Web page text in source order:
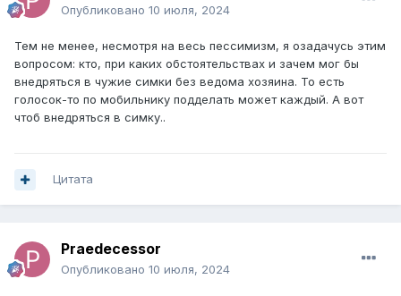
Опубликовано 10 июля, 2024
Тем не менее, несмотря на весь пессимизм, я озадачусь этим
вопросом: кто, при каких обстоятельствах и зачем мог бы
внедряться в чужие симки без ведома хозяина. То есть
голосок-то по мобильнику подделать может каждый. А вот
чтоб внедряться в симку..
Цитата
Praedecessor
Опубликовано 10 июля, 2024